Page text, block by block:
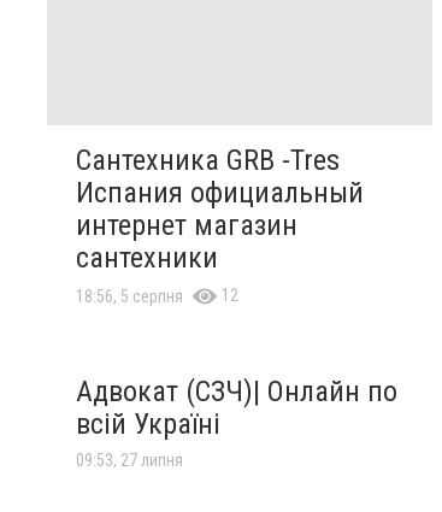
Сантехника GRB -Tres
Испания официальный
интернет магазин
сантехники
18:56, 5 серпня 12
Адвокат (СЗЧ)| Онлайн по
всій Україні
09:53, 27 липня